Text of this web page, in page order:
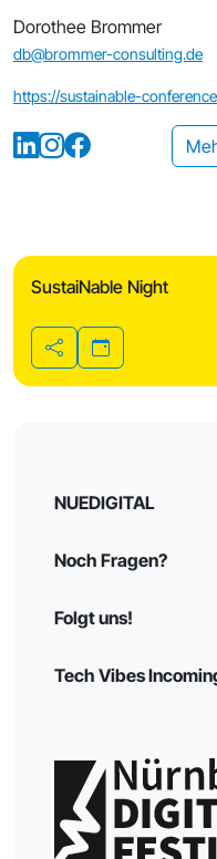
Dorothee Brommer
db@brommer-consulting.de
https://sustainable-
SustaiNable Night
Teilen
NUEDIGITAL
Noch Fragen?
Folgt uns!
Tech Vibes